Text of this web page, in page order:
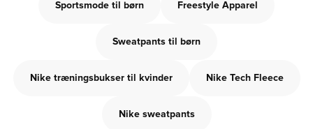
Sportsmode til børn Freestyle Apparel
Sweatpants til børn
Nike træningsbukser til kvinder Nike Tech Fleece
Nike sweatpants